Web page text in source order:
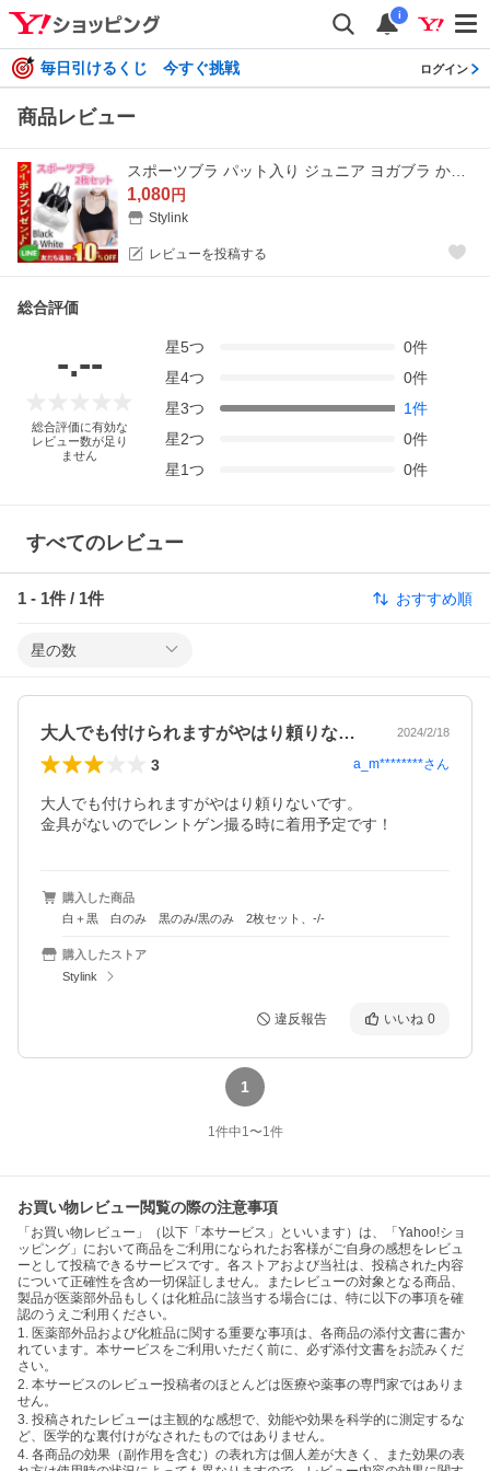
i
毎日引けるくじ 今すぐ挑戦 ログイン
商品レビュー
1,080円
Stylink
レビューを投稿する
総合評価
-.--
総合評価に有効な
レビュー数が足り
ません
星5つ 0件
星4つ 0件
星3つ 1件
星2つ 0件
星1つ 0件
すべてのレビュー
1 - 1件 / 1件 おすすめ順
星の数
大人でも付けられますがやはり頼りないで… 2024/2/18
3 a_m********さん
大人でも付けられますがやはり頼りないです。
金具がないのでレントゲン撮る時に着用予定です！
購入した商品
白＋黒 白のみ 黒のみ/黒のみ 2枚セット、-/-
購入したストア
Stylink
違反報告 いいね 0
1
1件中1〜1件
お買い物レビュー閲覧の際の注意事項
「お買い物レビュー」（以下「本サービス」といいます）は、「Yahoo!ショ
ッピング」において商品をご利用になられたお客様がご自身の感想をレビュ
ーとして投稿できるサービスです。各ストアおよび当社は、投稿された内容
について正確性を含め一切保証しません。またレビューの対象となる商品、
製品が医薬部外品もしくは化粧品に該当する場合には、特に以下の事項を確
認のうえご利用ください。
1. 医薬部外品および化粧品に関する重要な事項は、各商品の添付文書に書か
れています。本サービスをご利用いただく前に、必ず添付文書をお読みくだ
さい。
2. 本サービスのレビュー投稿者のほとんどは医療や薬事の専門家ではありま
せん。
3. 投稿されたレビューは主観的な感想で、効能や効果を科学的に測定するな
ど、医学的な裏付けがなされたものではありません。
4. 各商品の効果（副作用を含む）の表れ方は個人差が大きく、また効果の表